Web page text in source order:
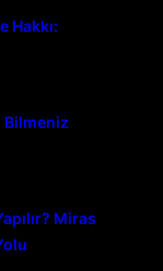
Hakkı:
Bilmeniz
Miras